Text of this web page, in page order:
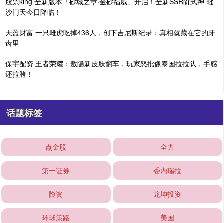
沙门天今日降临！
天盈财富 一只雌虎吃掉436人，创下吉尼斯纪录：真相就藏在它的牙
齿里
保宇配资 王者荣耀：敖隐新皮肤翻车，玩家怒批像泰国拉拉队，手感
还拉胯！
话题标签
点金股 全力
第一证券 委内瑞拉
险资 龙坤投资
环球策路 美国